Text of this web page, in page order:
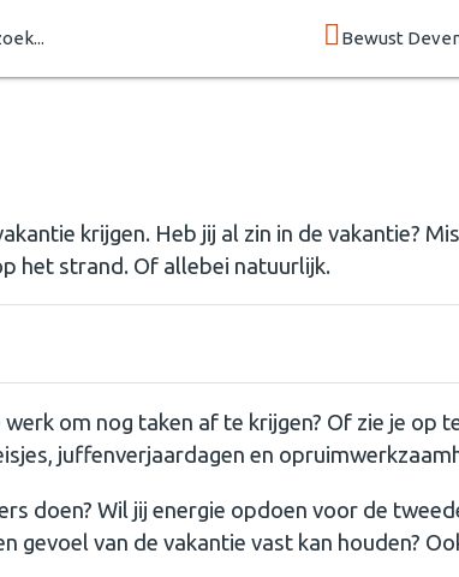
Bewust
krijgen. Heb jij al zin in de vakantie?
het strand. Of allebei natuurlijk.
om nog taken af te krijgen? Of zie je op
juffenverjaardagen en
doen? Wil jij energie opdoen voor de
gevoel van de vakantie vast kan houden?